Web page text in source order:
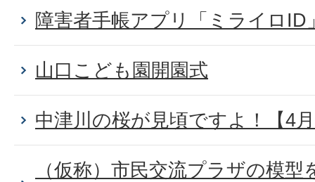
障害者手帳アプリ「ミライロID
山口こども園開園式
中津川の桜が見頃ですよ！【4
（仮称）市民交流プラザの模